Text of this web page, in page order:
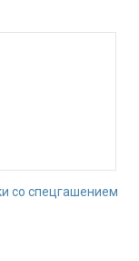
со спецгашением